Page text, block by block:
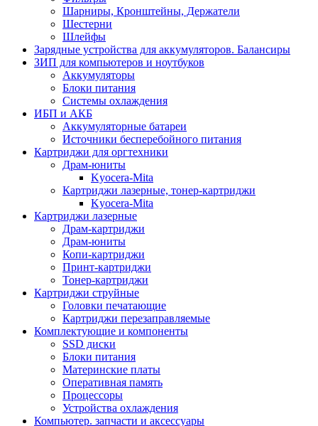
Шарниры, Кронштейны, Держатели
Шестерни
Шлейфы
Зарядные устройства для аккумуляторов. Балансиры
ЗИП для компьютеров и ноутбуков
Аккумуляторы
Блоки питания
Системы охлаждения
ИБП и АКБ
Аккумуляторные батареи
Источники бесперебойного питания
Картриджи для оргтехники
Драм-юниты
Kyocera-Mita
Картриджи лазерные, тонер-картриджи
Kyocera-Mita
Картриджи лазерные
Драм-картриджи
Драм-юниты
Копи-картриджи
Принт-картриджи
Тонер-картриджи
Картриджи струйные
Головки печатающие
Картриджи перезаправляемые
Комплектующие и компоненты
SSD диски
Блоки питания
Материнские платы
Оперативная память
Процессоры
Устройства охлаждения
Компьютер. запчасти и аксессуары